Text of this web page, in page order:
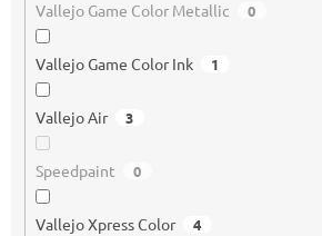
Vallejo Game Color Metallic 0
Vallejo Game Color Ink 1
Vallejo Air 3
Speedpaint 0
Vallejo Xpress Color 4